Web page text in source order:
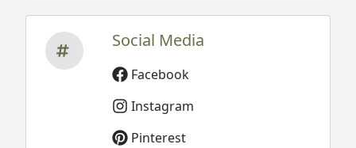
Social Media
Facebook
Instagram
Pinterest